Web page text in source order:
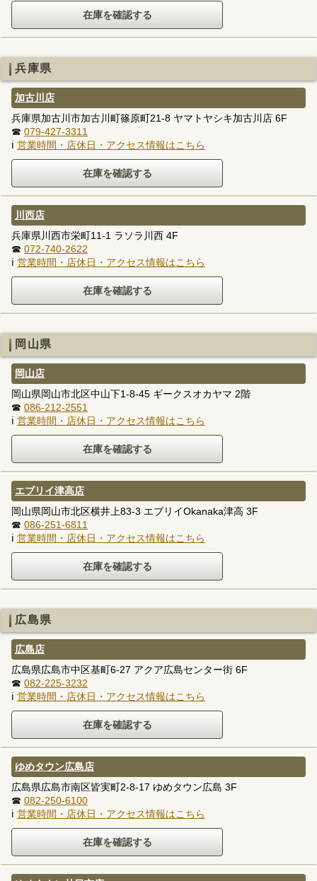
兵庫県
加古川店
兵庫県加古川市加古川町篠原町21-8 ヤマトヤシキ加古川店 6F
☎ 079-427-3311
ℹ 営業時間・店休日・アクセス情報はこちら
川西店
兵庫県川西市栄町11-1 ラソラ川西 4F
☎ 072-740-2622
ℹ 営業時間・店休日・アクセス情報はこちら
岡山県
岡山店
岡山県岡山市北区中山下1-8-45 ギークスオカヤマ 2階
☎ 086-212-2551
ℹ 営業時間・店休日・アクセス情報はこちら
エブリイ津高店
岡山県岡山市北区横井上83-3 エブリイOkanaka津高 3F
☎ 086-251-6811
ℹ 営業時間・店休日・アクセス情報はこちら
広島県
広島店
広島県広島市中区基町6-27 アクア広島センター街 6F
☎ 082-225-3232
ℹ 営業時間・店休日・アクセス情報はこちら
ゆめタウン広島店
広島県広島市南区皆実町2-8-17 ゆめタウン広島 3F
☎ 082-250-6100
ℹ 営業時間・店休日・アクセス情報はこちら